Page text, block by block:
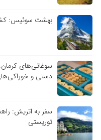
بهشت سوئیس: کشف ۱۰ مکان گردشگری و
سوغاتی‌های
دستی و
سفر به اتریش:
توریستی